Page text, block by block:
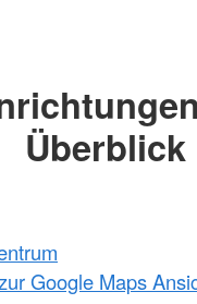
Überblick
Google Maps